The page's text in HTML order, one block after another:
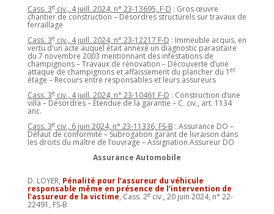
Cass. 3eciv., 4 juill. 2024, n° 23-13695, F-D : Gros œuvre
chantier de construction – Désordres structurels sur travaux de
ferraillage
Cass. 3eciv., 4 juill. 2024, n° 23-12217 F-D : Immeuble acquis, en
vertu d'un acte auquel était annexé un diagnostic parasitaire
du 7 novembre 2003 mentionnant des infestations de
champignons – Travaux de rénovation – Découverte d’une
attaque de champignons et affaissement du plancher du 1 er
étage – Recours entre responsables et leurs assureurs
Cass. 3eciv., 4 juill. 2024, n° 23-10461 F-D : Construction d’une
villa – Désordres – Étendue de la garantie – C. civ., art. 1134
anc.
Cass. 3eciv., 6 juin 2024, n° 23-11336, FS-B : Assurance DO –
Défaut de conformité – Subrogation garant de livraison dans
les droits du maître de l’ouvrage – Assignation Assureur DO
Assurance Automobile
D. LOYER, Pénalité pour l’assureur du véhicule
responsable même en présence de l’intervention de
l’assureur de la victime, Cass. 2eciv., 20 juin 2024, n° 22-
22491, FS-B